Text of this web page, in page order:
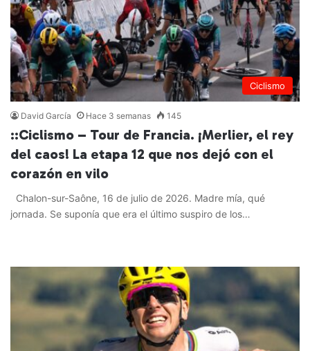
Ciclismo
David García Hace 3 semanas 145
::Ciclismo – Tour de Francia. ¡Merlier, el rey
del caos! La etapa 12 que nos dejó con el
corazón en vilo
Chalon-sur-Saône, 16 de julio de 2026. Madre mía, qué
jornada. Se suponía que era el último suspiro de los…